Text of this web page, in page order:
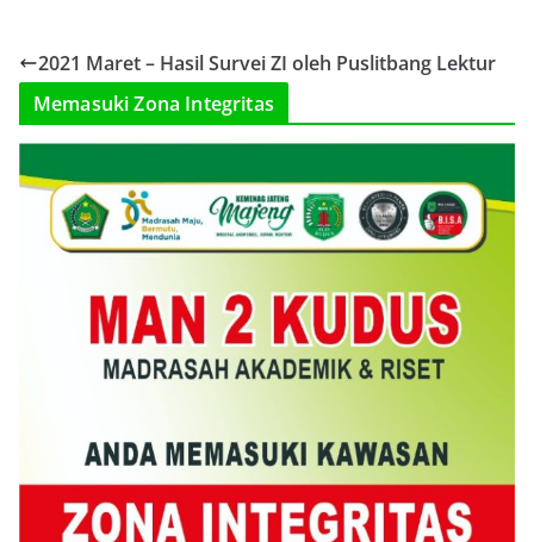
2021 Maret – Hasil Survei ZI oleh Puslitbang Lektur
Memasuki Zona Integritas